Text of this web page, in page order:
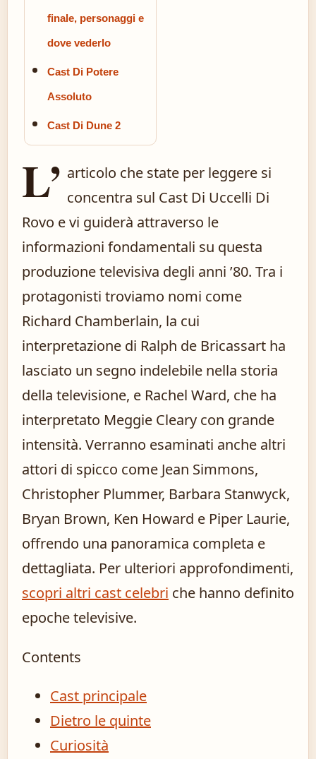
finale, personaggi e
dove vederlo
Cast Di Potere
Assoluto
Cast Di Dune 2
L’ articolo che state per leggere si
concentra sul Cast Di Uccelli Di
Rovo e vi guiderà attraverso le
informazioni fondamentali su questa
produzione televisiva degli anni ’80. Tra i
protagonisti troviamo nomi come
Richard Chamberlain, la cui
interpretazione di Ralph de Bricassart ha
lasciato un segno indelebile nella storia
della televisione, e Rachel Ward, che ha
interpretato Meggie Cleary con grande
intensità. Verranno esaminati anche altri
attori di spicco come Jean Simmons,
Christopher Plummer, Barbara Stanwyck,
Bryan Brown, Ken Howard e Piper Laurie,
offrendo una panoramica completa e
dettagliata. Per ulteriori approfondimenti,
scopri altri cast celebri che hanno definito
epoche televisive.
Contents
Cast principale
Dietro le quinte
Curiosità